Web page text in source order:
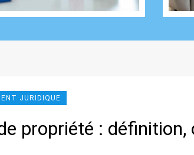
JURIDIQUE
propriété :